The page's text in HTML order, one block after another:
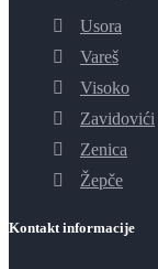
Usora
Vareš
Visoko
Zavidovići
Zenica
Žepče
Kontakt informacije